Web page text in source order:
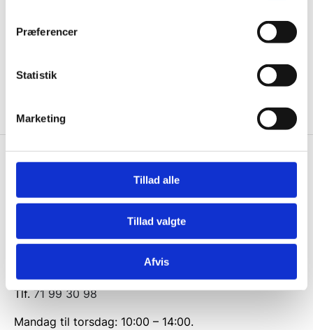
Præferencer
Statistik
Marketing
Tillad alle
Tillad valgte
Afvis
Gastrobutikken ApS
CVR: 38952986
Telefon træffetid:
Tlf.71 99 30 98
Mandag til torsdag: 10:00 – 14:00.